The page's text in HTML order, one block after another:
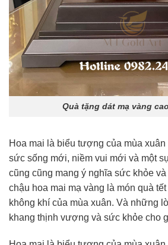
Quà tặng dát mạ vàng
Hoa mai là biểu tượng của mùa xuân
sức sống mới, niềm vui mới và một
cũng cũng mang ý nghĩa sức khỏe
chậu hoa mai mạ vàng là món quà
không khí của mùa xuân. Và những
khang thịnh vượng và sức khỏe cho